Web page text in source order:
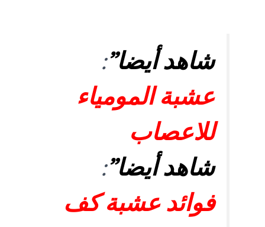
شاهد أيضا”:
عشبة المومياء
للاعصاب
شاهد أيضا”:
فوائد عشبة كف